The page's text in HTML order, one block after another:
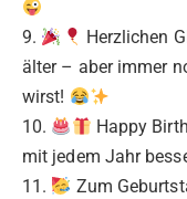
9.
Herzlichen
älter – aber immer
wirst!
10.
Happy
mit jedem Jahr
11.
Zum